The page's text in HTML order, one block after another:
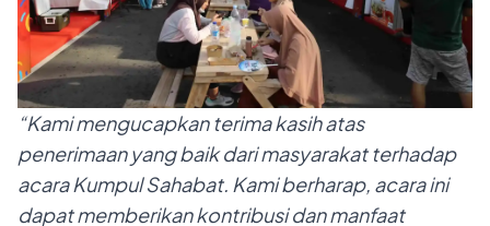
“Kami mengucapkan terima kasih atas
penerimaan yang baik dari masyarakat terhadap
acara Kumpul Sahabat. Kami berharap, acara ini
dapat memberikan kontribusi dan manfaat